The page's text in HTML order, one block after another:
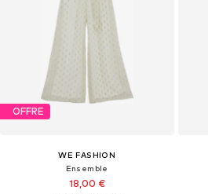
OFFRE
WE FASHION
Ensemble
18,00 €